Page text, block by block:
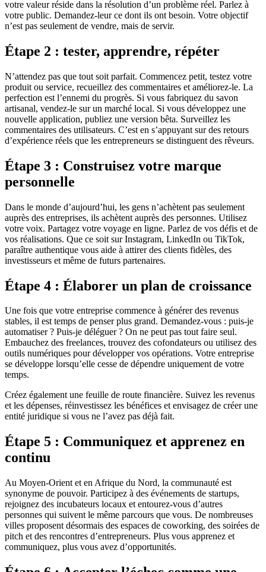
votre valeur réside dans la résolution d’un problème réel. Parlez à
votre public. Demandez-leur ce dont ils ont besoin. Votre objectif
n’est pas seulement de vendre, mais de servir.
Étape 2 : tester, apprendre, répéter
N’attendez pas que tout soit parfait. Commencez petit, testez votre
produit ou service, recueillez des commentaires et améliorez-le. La
perfection est l’ennemi du progrès. Si vous fabriquez du savon
artisanal, vendez-le sur un marché local. Si vous développez une
nouvelle application, publiez une version bêta. Surveillez les
commentaires des utilisateurs. C’est en s’appuyant sur des retours
d’expérience réels que les entrepreneurs se distinguent des rêveurs.
Étape 3 : Construisez votre marque
personnelle
Dans le monde d’aujourd’hui, les gens n’achètent pas seulement
auprès des entreprises, ils achètent auprès des personnes. Utilisez
votre voix. Partagez votre voyage en ligne. Parlez de vos défis et de
vos réalisations. Que ce soit sur Instagram, LinkedIn ou TikTok,
paraître authentique vous aide à attirer des clients fidèles, des
investisseurs et même de futurs partenaires.
Étape 4 : Élaborer un plan de croissance
Une fois que votre entreprise commence à générer des revenus
stables, il est temps de penser plus grand. Demandez-vous : puis-je
automatiser ? Puis-je déléguer ? On ne peut pas tout faire seul.
Embauchez des freelances, trouvez des cofondateurs ou utilisez des
outils numériques pour développer vos opérations. Votre entreprise
se développe lorsqu’elle cesse de dépendre uniquement de votre
temps.
Créez également une feuille de route financière. Suivez les revenus
et les dépenses, réinvestissez les bénéfices et envisagez de créer une
entité juridique si vous ne l’avez pas déjà fait.
Étape 5 : Communiquez et apprenez en
continu
Au Moyen-Orient et en Afrique du Nord, la communauté est
synonyme de pouvoir. Participez à des événements de startups,
rejoignez des incubateurs locaux et entourez-vous d’autres
personnes qui suivent le même parcours que vous. De nombreuses
villes proposent désormais des espaces de coworking, des soirées de
pitch et des rencontres d’entrepreneurs. Plus vous apprenez et
communiquez, plus vous avez d’opportunités.